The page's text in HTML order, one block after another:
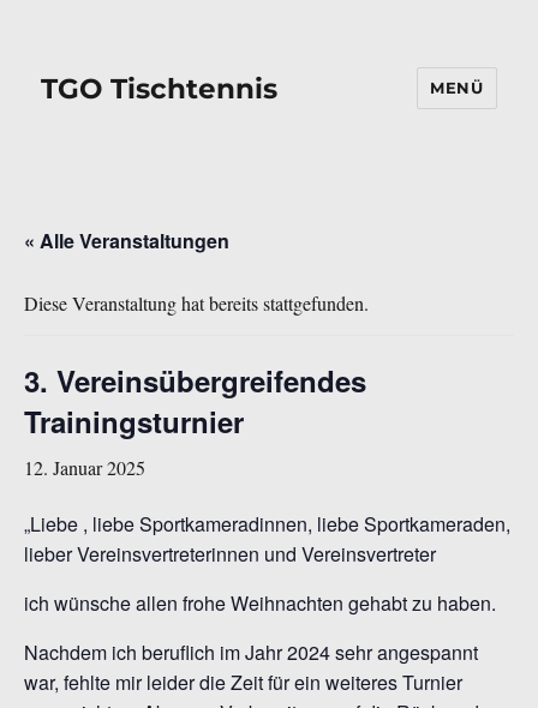
TGO Tischtennis MENÜ
« Alle Veranstaltungen
Diese Veranstaltung hat bereits stattgefunden.
3. Vereinsübergreifendes
Trainingsturnier
12. Januar 2025
„Liebe , liebe Sportkameradinnen, liebe Sportkameraden,
lieber Vereinsvertreterinnen und Vereinsvertreter
ich wünsche allen frohe Weihnachten gehabt zu haben.
Nachdem ich beruflich im Jahr 2024 sehr angespannt
war, fehlte mir leider die Zeit für ein weiteres Turnier